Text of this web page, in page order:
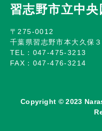
習志野市立中央
〒275-0012
千葉県習志野市本大久保
TEL：047-475-3213
FAX：047-476-3214
Copyright © 2023